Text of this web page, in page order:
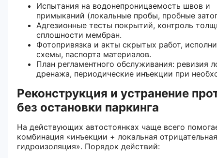
Испытания на водонепроницаемость швов и
примыканий (локальные пробы, пробные
Адгезионные тесты покрытий, контроль
сплошности мембран.
Фотопривязка и акты скрытых работ,
схемы, паспорта материалов.
План регламентного обслуживания: ревизия
дренажа, периодические инъекции при
Реконструкция и устранение
без остановки паркинга
На действующих автостоянках чаще всего
комбинация «инъекции + локальная отрицательная
гидроизоляция». Порядок действий: